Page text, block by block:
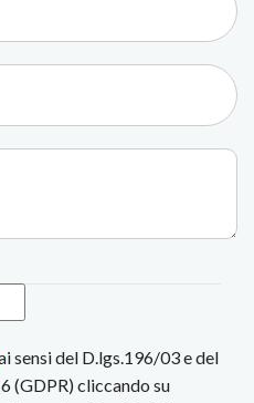
sensi del D.lgs.196/03 e del
(GDPR) cliccando su